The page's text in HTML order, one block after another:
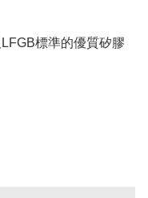
標準的優質矽膠